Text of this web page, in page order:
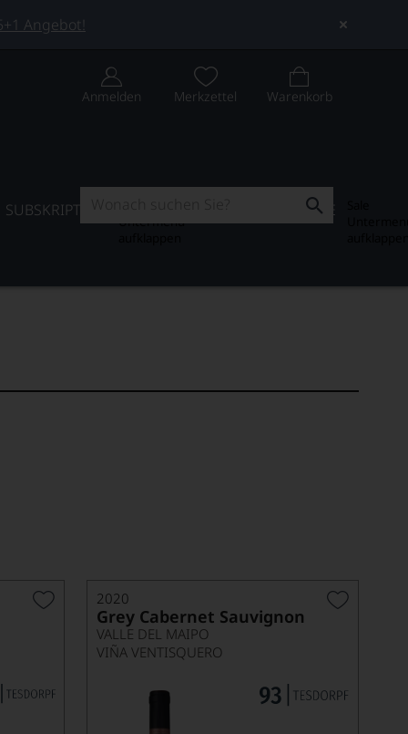
Angebot!
Anmelden Merkzettel Warenkorb
SUBSKRIPTION
Untermenü
SALE
2020
Grey Cabernet Sauvignon
VALLE DEL MAIPO
VIÑA VENTISQUERO